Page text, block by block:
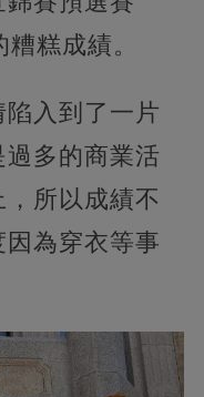
糕成績。
入到了一片
多的商業活
所以成績不
為穿衣等事